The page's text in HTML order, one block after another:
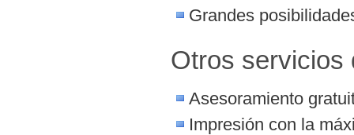
Grandes
Otros servicios
Asesoramiento
Impresión con la